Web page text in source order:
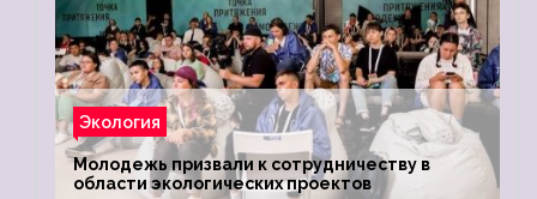
Экология
Молодежь призвали к сотрудничеству в
области экологических проектов